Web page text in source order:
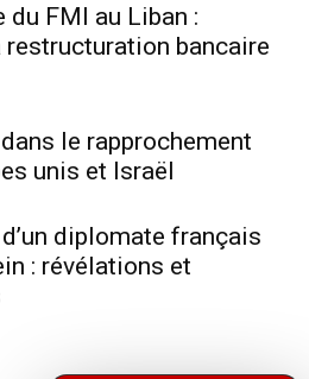
FMI au Liban :
bancaire
dans le rapprochement
unis et Israël
diplomate français
: révélations et